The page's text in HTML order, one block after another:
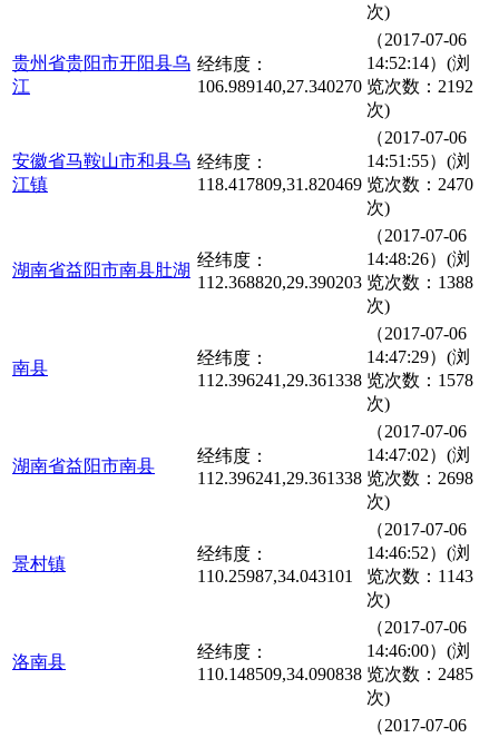
次)
贵州省贵阳市开阳县乌
江
经纬度：
106.989140,27.340270
（2017-07-06
14:52:14）(浏
览次数：2192
次)
安徽省马鞍山市和县乌
江镇
经纬度：
118.417809,31.820469
（2017-07-06
14:51:55）(浏
览次数：2470
次)
湖南省益阳市南县肚湖
经纬度：
112.368820,29.390203
（2017-07-06
14:48:26）(浏
览次数：1388
次)
南县
经纬度：
112.396241,29.361338
（2017-07-06
14:47:29）(浏
览次数：1578
次)
湖南省益阳市南县
经纬度：
112.396241,29.361338
（2017-07-06
14:47:02）(浏
览次数：2698
次)
景村镇
经纬度：
110.25987,34.043101
（2017-07-06
14:46:52）(浏
览次数：1143
次)
洛南县
经纬度：
110.148509,34.090838
（2017-07-06
14:46:00）(浏
览次数：2485
次)
（2017-07-06